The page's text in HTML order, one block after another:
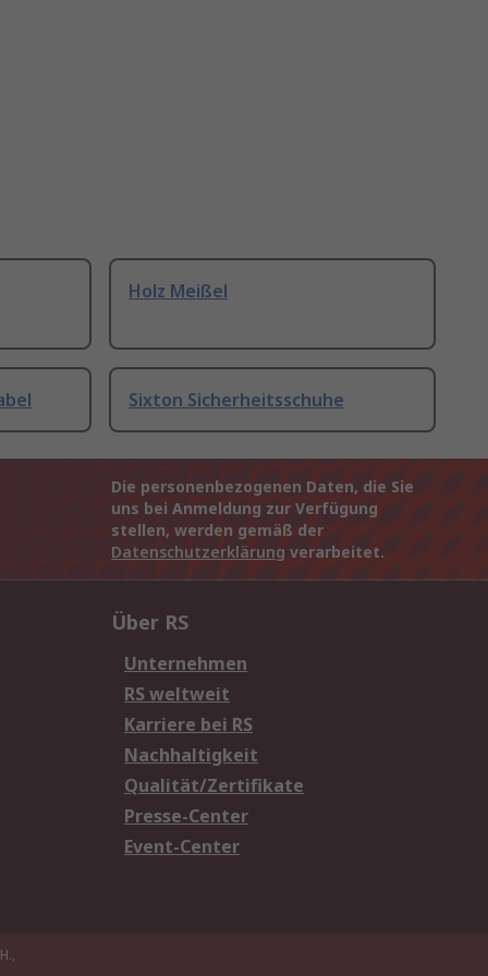
Holz Meißel
Sixton Sicherheitsschuhe
Die personenbezogenen Daten, die Sie
uns bei Anmeldung zur Verfügung
stellen, werden gemäß der
Datenschutzerklärung verarbeitet.
Über RS
Unternehmen
RS weltweit
Karriere bei RS
Nachhaltigkeit
Qualität/Zertifikate
Presse-Center
Event-Center